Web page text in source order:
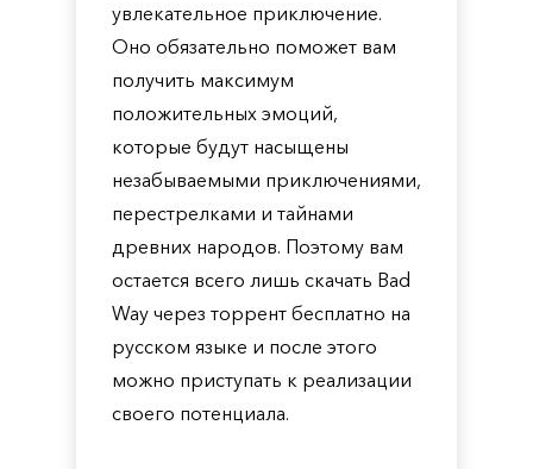
увлекательное приключение.
Оно обязательно поможет вам
получить максимум
положительных эмоций,
которые будут насыщены
незабываемыми приключениями,
перестрелками и тайнами
древних народов. Поэтому вам
остается всего лишь скачать Bad
Way через торрент бесплатно на
русском языке и после этого
можно приступать к реализации
своего потенциала.